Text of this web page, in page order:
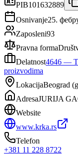
PIB101632889
Osnivanje25.
Zaposleni93
Pravna forma
Delatnost4646 —
proizvodima
LokacijaBeograd
AdresaJURIJA
Website
www.krka.rs
Telefon
+381 11 228 8722